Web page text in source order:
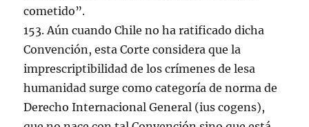
cometido”.
153. Aún cuando Chile no ha ratificado dicha
Convención, esta Corte considera que la
imprescriptibilidad de los crímenes de lesa
humanidad surge como categoría de norma de
Derecho Internacional General (ius cogens),